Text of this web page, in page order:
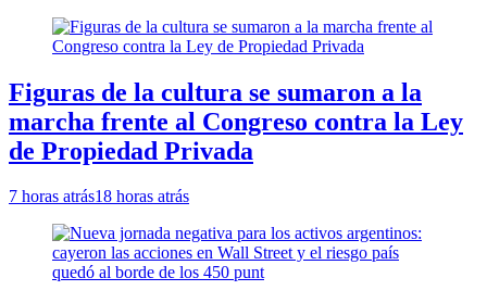
Figuras de la cultura se sumaron a la
marcha frente al Congreso contra la Ley
de Propiedad Privada
7 horas atrás18 horas atrás